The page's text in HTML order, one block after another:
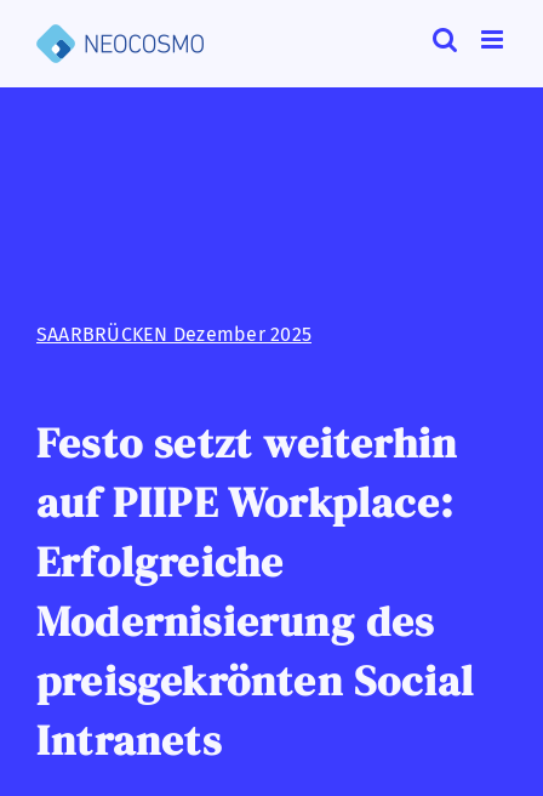
Inhalt
SAARBRÜCKEN Dezember 2025
Festo setzt weiterhin
auf PIIPE Workplace:
Erfolgreiche
Modernisierung des
preisgekrönten Social
Intranets